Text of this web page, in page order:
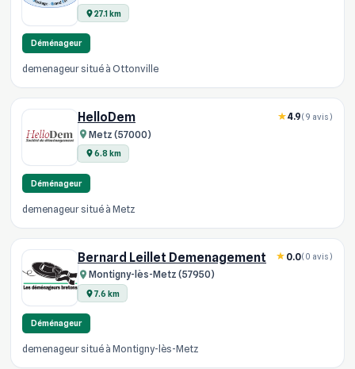
27.1 km
Déménageur
demenageur situé à Ottonville
HelloDem
Metz (57000)
6.8 km
4.9(9 avis)
Déménageur
demenageur situé à Metz
Bernard Leillet Demenagement
Montigny-lès-Metz (57950)
7.6 km
0.0(0 avis)
Déménageur
demenageur situé à Montigny-lès-Metz